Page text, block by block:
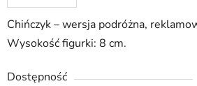
Chińczyk – wersja podróżna,
Wysokość figurki: 8 cm.
Dostępność